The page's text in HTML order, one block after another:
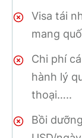
Visa tái
mang
Chi phí
hành lý
thoại…..
Bồi